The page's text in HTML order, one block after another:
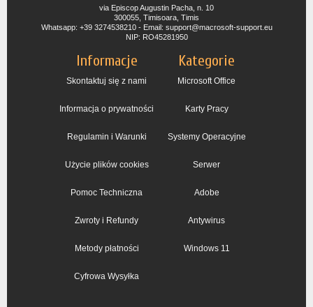
via Episcop Augustin Pacha, n. 10
300055, Timisoara, Timis
Whatsapp: +39 3274538210 - Email: support@macrosoft-support.eu
NIP: RO45281950
Informacje
Skontaktuj się z nami
Informacja o prywatności
Regulamin i Warunki
Użycie plików cookies
Pomoc Techniczna
Zwroty i Refundy
Metody płatności
Cyfrowa Wysyłka
Kategorie
Microsoft Office
Karty Pracy
Systemy Operacyjne
Serwer
Adobe
Antywirus
Windows 11